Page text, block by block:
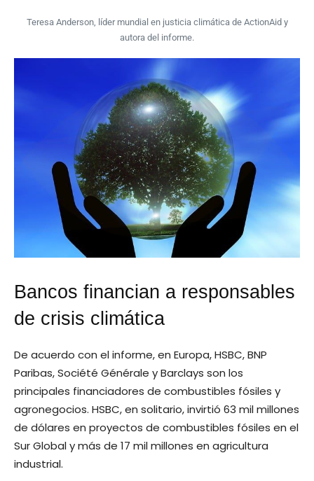
Teresa Anderson, líder mundial en justicia climática de ActionAid y
autora del informe.
Bancos financian a responsables
de crisis climática
De acuerdo con el informe, en Europa, HSBC, BNP
Paribas, Société Générale y Barclays son los
principales financiadores de combustibles fósiles y
agronegocios. HSBC, en solitario, invirtió 63 mil millones
de dólares en proyectos de combustibles fósiles en el
Sur Global y más de 17 mil millones en agricultura
industrial.